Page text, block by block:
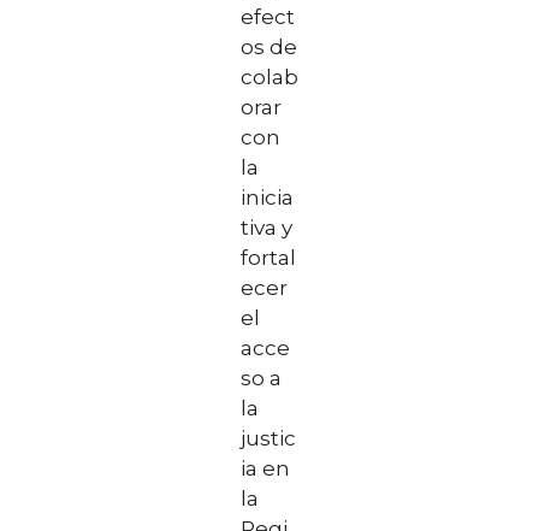
efect
os de
colab
orar
con
la
inicia
tiva y
fortal
ecer
el
acce
so a
la
justic
ia en
la